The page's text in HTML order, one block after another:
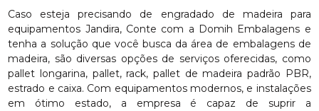
Caso esteja precisando de engradado de madeira para
equipamentos Jandira, Conte com a Domih Embalagens e
tenha a solução que você busca da área de embalagens de
madeira, são diversas opções de serviços oferecidas, como
pallet longarina, pallet, rack, pallet de madeira padrão PBR,
estrado e caixa. Com equipamentos modernos, e instalações
em ótimo estado, a empresa é capaz de suprir a